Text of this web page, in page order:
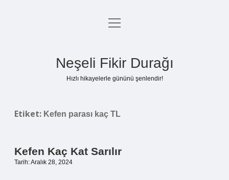
Anasayfa
menüyü
Neşeli Fikir Durağı
Hızlı hikayelerle gününü şenlendir!
Etiket: Kefen parası kaç TL
Kefen Kaç Kat Sarılır
Tarih: Aralık 28, 2024